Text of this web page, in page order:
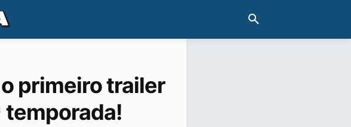
primeiro trailer
temporada!